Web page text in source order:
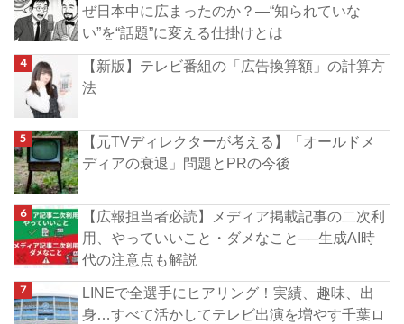
ぜ日本中に広まったのか？―“知られていな
い”を“話題”に変える仕掛けとは
【新版】テレビ番組の「広告換算額」の計算方
法
【元TVディレクターが考える】「オールドメ
ディアの衰退」問題とPRの今後
【広報担当者必読】メディア掲載記事の二次利
用、やっていいこと・ダメなこと──生成AI時
代の注意点も解説
LINEで全選手にヒアリング！実績、趣味、出
身…すべて活かしてテレビ出演を増やす千葉ロ